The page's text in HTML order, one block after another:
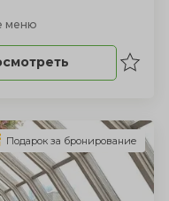
меню
Подарок за бронирование